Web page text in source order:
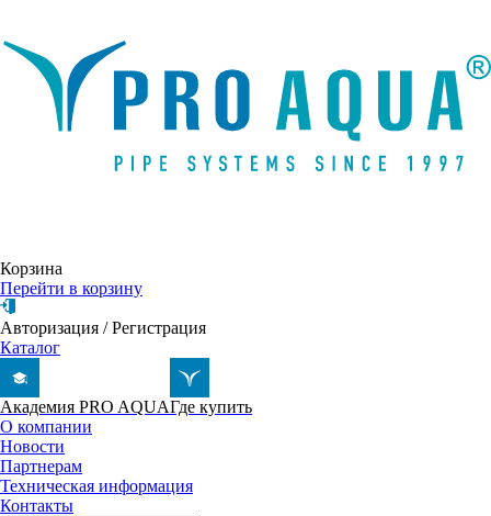
Корзина
Перейти в корзину
Авторизация /Регистрация
Каталог
Академия PRO AQUAГде купить
О компании
Новости
Партнерам
Техническая информация
Контакты